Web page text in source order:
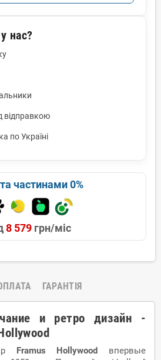
нас?
відправкою
по Україні
частинами 0%
8 579грн/міс
ГАРАНТІЯ
и ретро дизайн -
Framus Hollywood
впервые